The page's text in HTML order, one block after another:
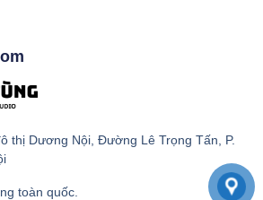
thị Dương Nội, Đường Lê Trọng Tấn, P.
toàn quốc.